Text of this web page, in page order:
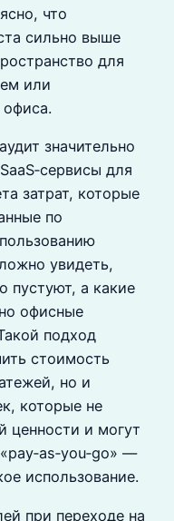
что
сильно выше
для
или
значительно
для
затрат, которые
по
увидеть,
пустуют, а какие
офисные
подход
стоимость
но и
которые не
ценности и могут
—
использование.
при переходе на